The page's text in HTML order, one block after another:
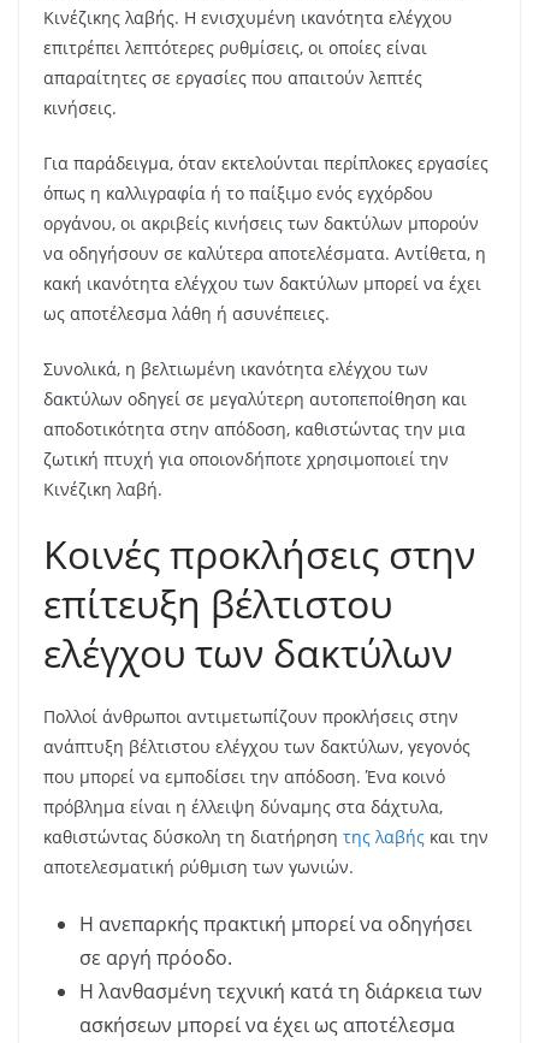
Κινέζικης λαβής. Η ενισχυμένη ικανότητα ελέγχου
επιτρέπει λεπτότερες ρυθμίσεις, οι οποίες είναι
απαραίτητες σε εργασίες που απαιτούν λεπτές
κινήσεις.
Για παράδειγμα, όταν εκτελούνται περίπλοκες εργασίες
όπως η καλλιγραφία ή το παίξιμο ενός εγχόρδου
οργάνου, οι ακριβείς κινήσεις των δακτύλων μπορούν
να οδηγήσουν σε καλύτερα αποτελέσματα. Αντίθετα, η
κακή ικανότητα ελέγχου των δακτύλων μπορεί να έχει
ως αποτέλεσμα λάθη ή ασυνέπειες.
Συνολικά, η βελτιωμένη ικανότητα ελέγχου των
δακτύλων οδηγεί σε μεγαλύτερη αυτοπεποίθηση και
αποδοτικότητα στην απόδοση, καθιστώντας την μια
ζωτική πτυχή για οποιονδήποτε χρησιμοποιεί την
Κινέζικη λαβή.
Κοινές προκλήσεις στην
επίτευξη βέλτιστου
ελέγχου των δακτύλων
Πολλοί άνθρωποι αντιμετωπίζουν προκλήσεις στην
ανάπτυξη βέλτιστου ελέγχου των δακτύλων, γεγονός
που μπορεί να εμποδίσει την απόδοση. Ένα κοινό
πρόβλημα είναι η έλλειψη δύναμης στα δάχτυλα,
καθιστώντας δύσκολη τη διατήρηση της λαβής και την
αποτελεσματική ρύθμιση των γωνιών.
Η ανεπαρκής πρακτική μπορεί να οδηγήσει
σε αργή πρόοδο.
Η λανθασμένη τεχνική κατά τη διάρκεια των
ασκήσεων μπορεί να έχει ως αποτέλεσμα